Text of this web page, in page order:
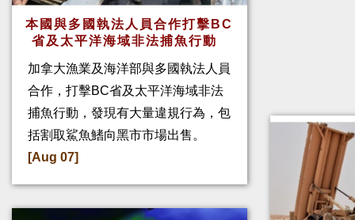
本國與多國執法人員合作打擊BC
省及太平洋海域非法捕魚行動
加拿大漁業及海洋部與多國執法人員
合作，打擊BC省及太平洋海域非法
捕魚行動，發現有大量違規行為，包
括割取鯊魚鰭向黑市市場出售。
[Aug 07]